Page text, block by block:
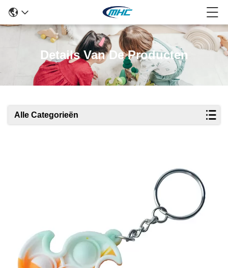
Details Van De Producten
Alle Categorieën